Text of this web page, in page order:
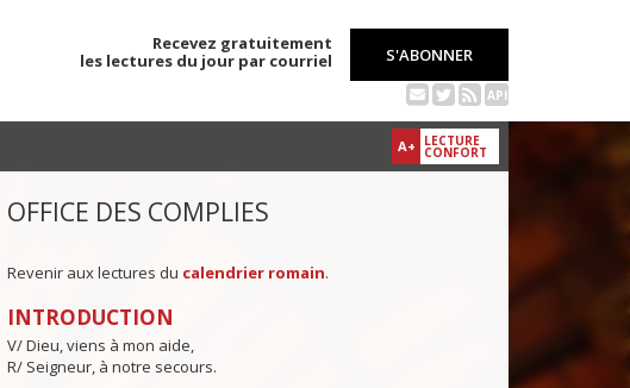
Recevez gratuitement
les lectures du jour par courriel
S'ABONNER
API
A+ LECTURE
CONFORT
OFFICE DES COMPLIES
Revenir aux lectures du calendrier romain.
INTRODUCTION
V/ Dieu, viens à mon aide,
R/ Seigneur, à notre secours.